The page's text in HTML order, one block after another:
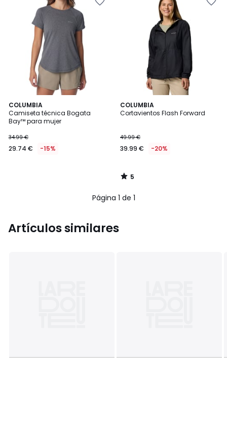
COLUMBIA
Camiseta técnica Bogata
Bay™ para mujer
34.99 €
29.74 € -15%
COLUMBIA
Cortavientos Flash Forward
49.99 €
39.99 € -20%
5
/
5
/
Página 1 de 1
Artículos similares